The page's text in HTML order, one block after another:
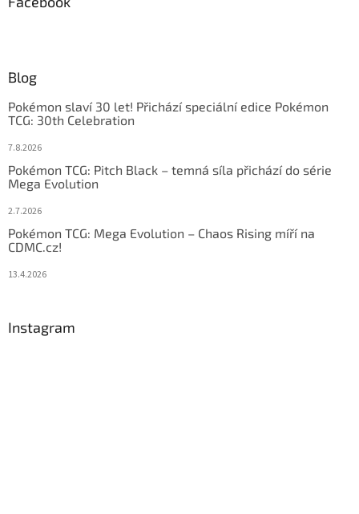
Blog
Pokémon slaví 30 let! Přichází speciální edice Pokémon
TCG: 30th Celebration
7.8.2026
Pokémon TCG: Pitch Black – temná síla přichází do série
Mega Evolution
2.7.2026
Pokémon TCG: Mega Evolution – Chaos Rising míří na
CDMC.cz!
13.4.2026
Instagram